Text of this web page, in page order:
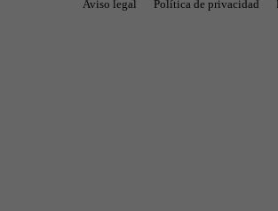
Aviso legal Política de privacidad